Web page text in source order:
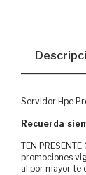
Servidor Hpe
Recuerda
TEN
promociones
al por mayor te